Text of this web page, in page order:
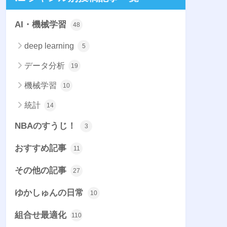
AI・機械学習 48
deep learning 5
データ分析 19
機械学習 10
統計 14
NBAのすうじ！ 3
おすすめ記事 11
その他の記事 27
ゆかしゅんの日常 10
組合せ最適化 110